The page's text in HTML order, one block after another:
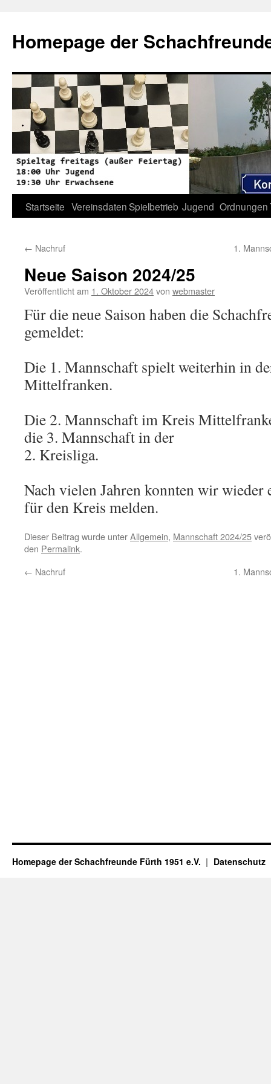
springen
Homepage der
Startseite VereinsdatenSpielbetrieb Jugend Ordnungen
← Nachruf 1.
Neue Saison 2024/25
Veröffentlicht am 1. Oktober 2024von webmaster
Für die neue Saison haben die
gemeldet:
Die 1. Mannschaft spielt weiterhin in
Mittelfranken.
Die 2. Mannschaft im Kreis
die 3. Mannschaft in der
2. Kreisliga.
Nach vielen Jahren konnten wir wieder
für den Kreis melden.
Dieser Beitrag wurde unterAllgemein, Mannschaft 2024/25
den Permalink.
← Nachruf 1.
Homepage der Schachfreunde Fürth 1951 e.V. Datenschutz